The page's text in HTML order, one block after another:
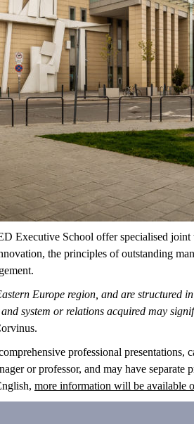
Executive School offer specialised
the principles of outstanding
Europe region, and are structured
system or relations acquired may
professional
or professor, and may have
more information will be available